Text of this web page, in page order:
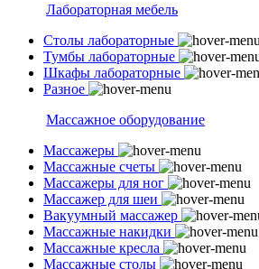
Лабораторная мебель
Столы лабораторные
Тумбы лабораторные
Шкафы лабораторные
Разное
Массажное оборудование
Массажеры
Массажные счеты
Массажеры для ног
Массажер для шеи
Вакуумный массажер
Массажные накидки
Массажные кресла
Массажные столы